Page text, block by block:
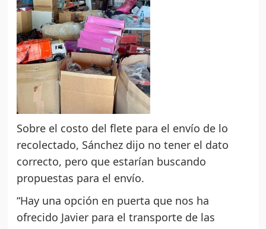
Sobre el costo del flete para el envío de lo
recolectado, Sánchez dijo no tener el dato
correcto, pero que estarían buscando
propuestas para el envío.
“Hay una opción en puerta que nos ha
ofrecido Javier para el transporte de las